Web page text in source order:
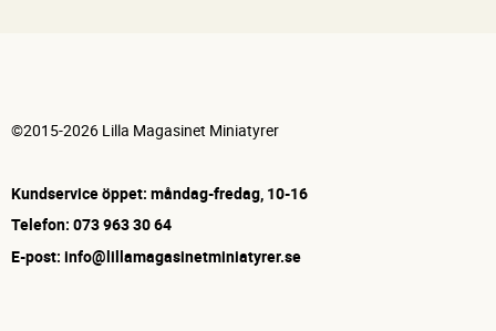
©2015-2026 Lilla Magasinet Miniatyrer
Kundservice öppet: måndag-fredag, 10-16
Telefon: 073 963 30 64
E-post: info@lillamagasinetminiatyrer.se